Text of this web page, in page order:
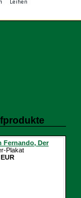
Fernando, Der
Plakat